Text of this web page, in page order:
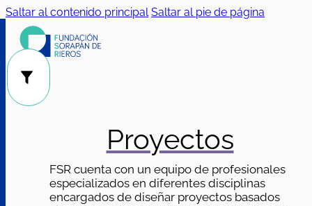
Saltar al contenido principal Saltar al pie de página
Proyectos
FSR cuenta con un equipo de profesionales
especializados en diferentes disciplinas
encargados de diseñar proyectos basados